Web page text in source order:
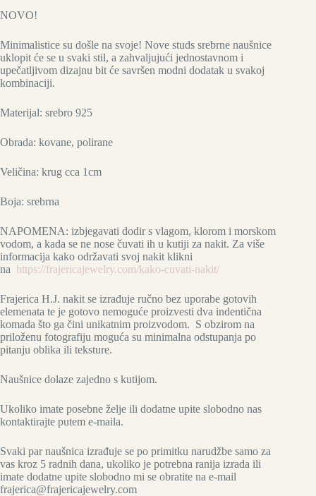
NOVO!
Minimalistice su došle na svoje! Nove studs srebrne naušnice
uklopit će se u svaki stil, a zahvaljujući jednostavnom i
upečatljivom dizajnu bit će savršen modni dodatak u svakoj
kombinaciji.
Materijal: srebro 925
Obrada: kovane, polirane
Veličina: krug cca 1cm
Boja: srebrna
NAPOMENA: izbjegavati dodir s vlagom, klorom i morskom
vodom, a kada se ne nose čuvati ih u kutiji za nakit. Za više
informacija kako održavati svoj nakit klikni
na https://frajericajewelry.com/kako-cuvati-nakit/
Frajerica H.J. nakit se izrađuje ručno bez uporabe gotovih
elemenata te je gotovo nemoguće proizvesti dva indentična
komada što ga čini unikatnim proizvodom. S obzirom na
priloženu fotografiju moguća su minimalna odstupanja po
pitanju oblika ili teksture.
Naušnice dolaze zajedno s kutijom.
Ukoliko imate posebne želje ili dodatne upite slobodno nas
kontaktirajte putem e-maila.
Svaki par naušnica izrađuje se po primitku narudžbe samo za
vas kroz 5 radnih dana, ukoliko je potrebna ranija izrada ili
imate dodatne upite slobodno mi se obratite na e-mail
frajerica@frajericajewelry.com